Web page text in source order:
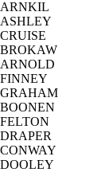
ARNKIL
ASHLEY
CRUISE
BROKAW
ARNOLD
FINNEY
GRAHAM
BOONEN
FELTON
DRAPER
CONWAY
DOOLEY